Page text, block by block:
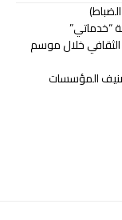
“خدماتي”
الثقافي خلال موسم
المؤسسات